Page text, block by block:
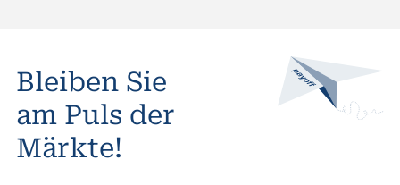
r
o
d
Bleiben Sie
am Puls der
Märkte!